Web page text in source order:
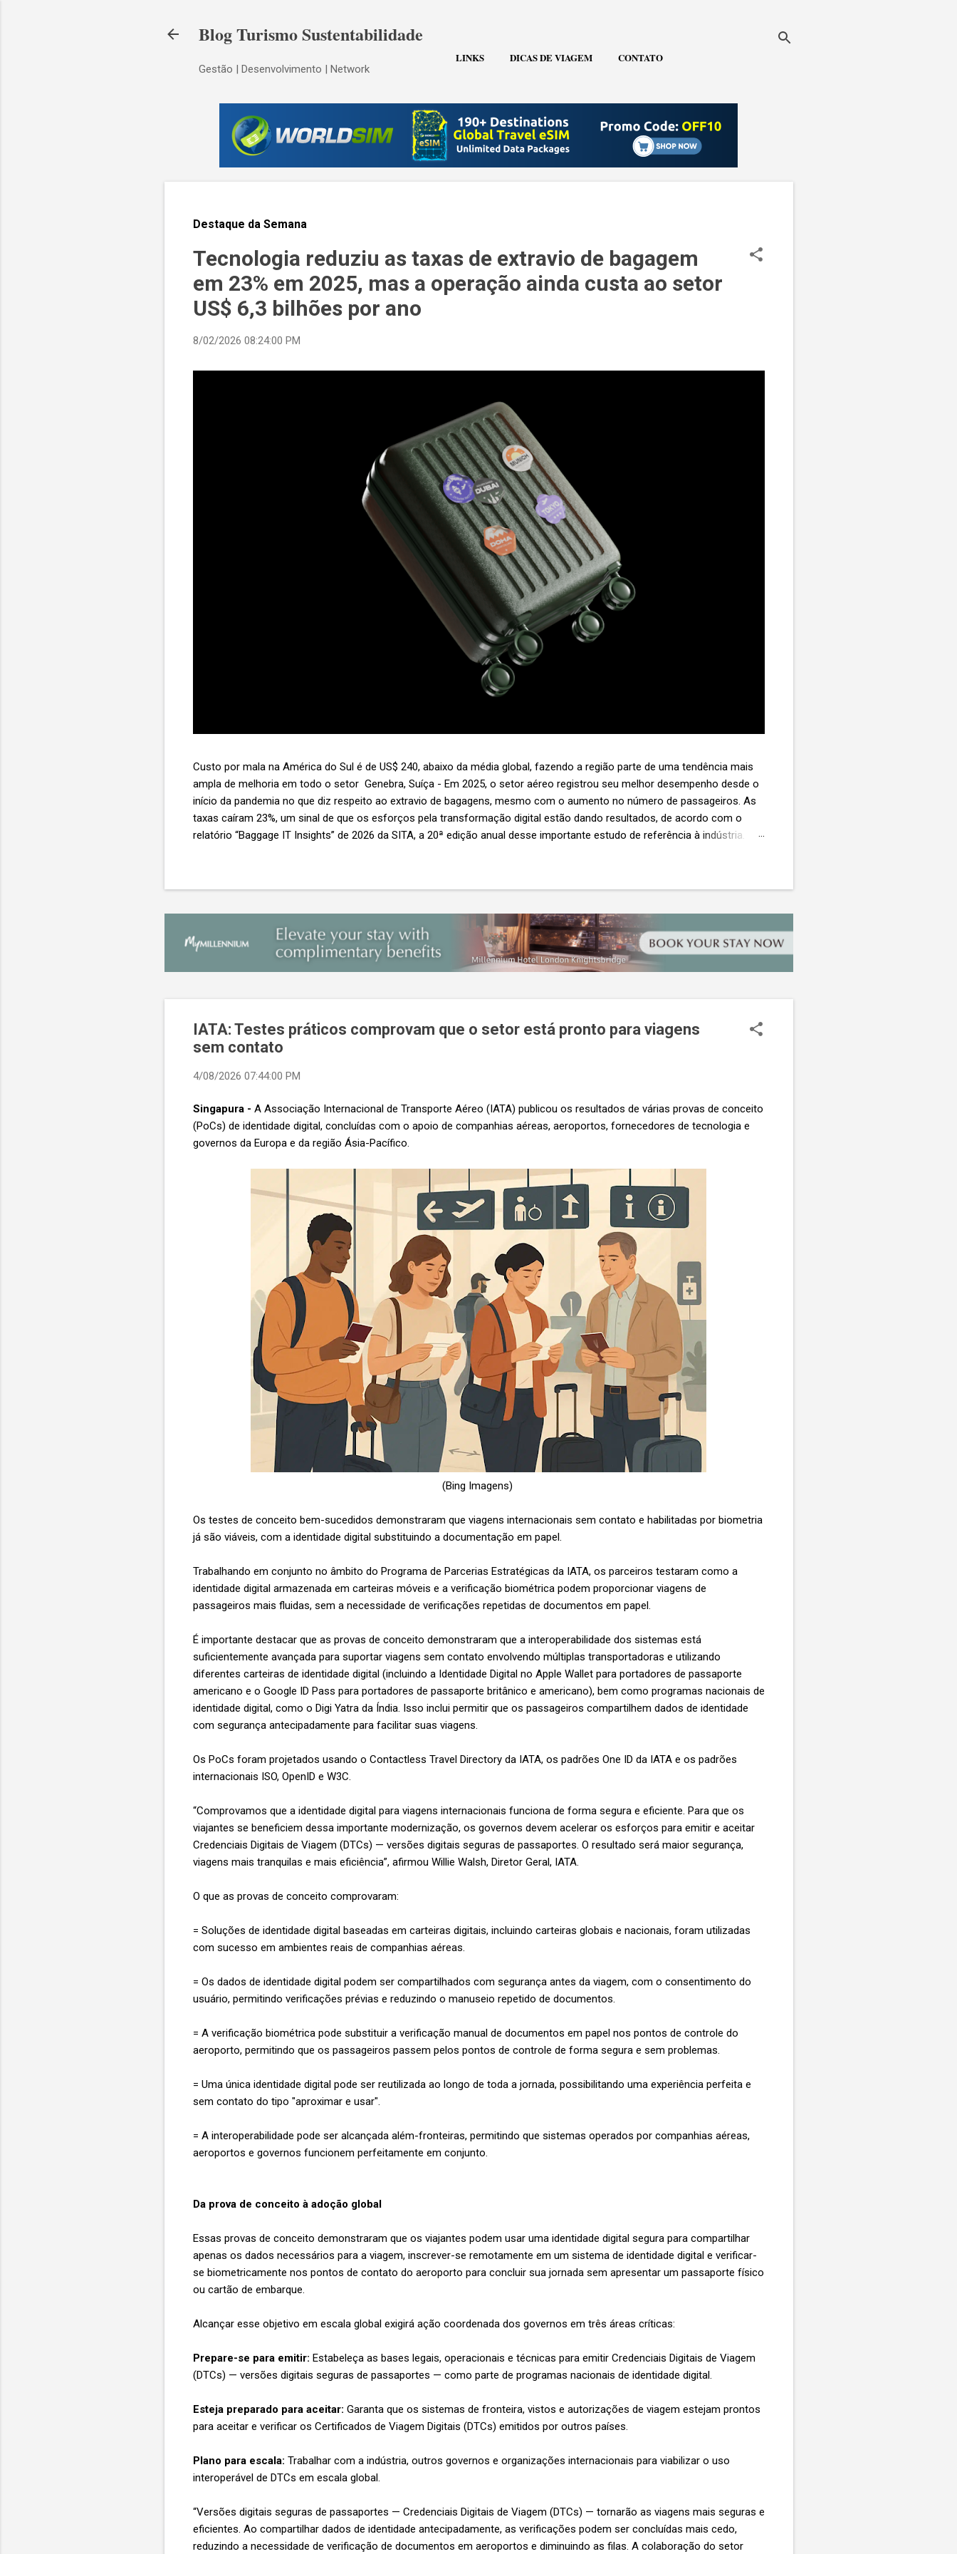
Blog Turismo Sustentabilidade
Gestão | Desenvolvimento | Network
LINKS DICAS DE VIAGEM CONTATO
Destaque da Semana
Tecnologia reduziu as taxas de extravio de bagagem
em 23% em 2025, mas a operação ainda custa ao setor
US$ 6,3 bilhões por ano
8/02/2026 08:24:00 PM
Custo por mala na América do Sul é de US$ 240, abaixo da média global, fazendo a região parte de uma tendência mais
ampla de melhoria em todo o setor Genebra, Suíça - Em 2025, o setor aéreo registrou seu melhor desempenho desde o
início da pandemia no que diz respeito ao extravio de bagagens, mesmo com o aumento no número de passageiros. As
taxas caíram 23%, um sinal de que os esforços pela transformação digital estão dando resultados, de acordo com o
relatório “Baggage IT Insights” de 2026 da SITA, a 20ª edição anual desse importante estudo de referência à indústria. (©
lucro líquido médio de apenas US$ 8 por passageiro, uma mala extraviada anula o lucro de mais de 30 assentos vendidos,
IATA: Testes práticos comprovam que o setor está pronto para viagens
sem contato
4/08/2026 07:44:00 PM
Singapura - A Associação Internacional de Transporte Aéreo (IATA) publicou os resultados de várias provas de conceito
(PoCs) de identidade digital, concluídas com o apoio de companhias aéreas, aeroportos, fornecedores de tecnologia e
governos da Europa e da região Ásia-Pacífico.
(Bing Imagens)
Os testes de conceito bem-sucedidos demonstraram que viagens internacionais sem contato e habilitadas por biometria
já são viáveis, com a identidade digital substituindo a documentação em papel.
Trabalhando em conjunto no âmbito do Programa de Parcerias Estratégicas da IATA, os parceiros testaram como a
identidade digital armazenada em carteiras móveis e a verificação biométrica podem proporcionar viagens de
passageiros mais fluidas, sem a necessidade de verificações repetidas de documentos em papel.
É importante destacar que as provas de conceito demonstraram que a interoperabilidade dos sistemas está
suficientemente avançada para suportar viagens sem contato envolvendo múltiplas transportadoras e utilizando
diferentes carteiras de identidade digital (incluindo a Identidade Digital no Apple Wallet para portadores de passaporte
americano e o Google ID Pass para portadores de passaporte britânico e americano), bem como programas nacionais de
identidade digital, como o Digi Yatra da Índia. Isso inclui permitir que os passageiros compartilhem dados de identidade
com segurança antecipadamente para facilitar suas viagens.
Os PoCs foram projetados usando o Contactless Travel Directory da IATA, os padrões One ID da IATA e os padrões
internacionais ISO, OpenID e W3C.
“Comprovamos que a identidade digital para viagens internacionais funciona de forma segura e eficiente. Para que os
viajantes se beneficiem dessa importante modernização, os governos devem acelerar os esforços para emitir e aceitar
Credenciais Digitais de Viagem (DTCs) — versões digitais seguras de passaportes. O resultado será maior segurança,
viagens mais tranquilas e mais eficiência”, afirmou Willie Walsh, Diretor Geral, IATA.
O que as provas de conceito comprovaram:
= Soluções de identidade digital baseadas em carteiras digitais, incluindo carteiras globais e nacionais, foram utilizadas
com sucesso em ambientes reais de companhias aéreas.
= Os dados de identidade digital podem ser compartilhados com segurança antes da viagem, com o consentimento do
usuário, permitindo verificações prévias e reduzindo o manuseio repetido de documentos.
= A verificação biométrica pode substituir a verificação manual de documentos em papel nos pontos de controle do
aeroporto, permitindo que os passageiros passem pelos pontos de controle de forma segura e sem problemas.
= Uma única identidade digital pode ser reutilizada ao longo de toda a jornada, possibilitando uma experiência perfeita e
sem contato do tipo "aproximar e usar".
= A interoperabilidade pode ser alcançada além-fronteiras, permitindo que sistemas operados por companhias aéreas,
aeroportos e governos funcionem perfeitamente em conjunto.
Da prova de conceito à adoção global
Essas provas de conceito demonstraram que os viajantes podem usar uma identidade digital segura para compartilhar
apenas os dados necessários para a viagem, inscrever-se remotamente em um sistema de identidade digital e verificar-
se biometricamente nos pontos de contato do aeroporto para concluir sua jornada sem apresentar um passaporte físico
ou cartão de embarque.
Alcançar esse objetivo em escala global exigirá ação coordenada dos governos em três áreas críticas:
Prepare-se para emitir: Estabeleça as bases legais, operacionais e técnicas para emitir Credenciais Digitais de Viagem
(DTCs) — versões digitais seguras de passaportes — como parte de programas nacionais de identidade digital.
Esteja preparado para aceitar: Garanta que os sistemas de fronteira, vistos e autorizações de viagem estejam prontos
para aceitar e verificar os Certificados de Viagem Digitais (DTCs) emitidos por outros países.
Plano para escala: Trabalhar com a indústria, outros governos e organizações internacionais para viabilizar o uso
interoperável de DTCs em escala global.
“Versões digitais seguras de passaportes — Credenciais Digitais de Viagem (DTCs) — tornarão as viagens mais seguras e
eficientes. Ao compartilhar dados de identidade antecipadamente, as verificações podem ser concluídas mais cedo,
reduzindo a necessidade de verificação de documentos em aeroportos e diminuindo as filas. A colaboração do setor